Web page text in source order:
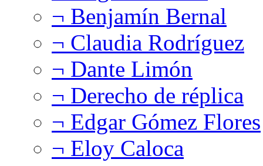
¬ Benjamín Bernal
¬ Claudia Rodríguez
¬ Dante Limón
¬ Derecho de réplica
¬ Edgar Gómez Flores
¬ Eloy Caloca